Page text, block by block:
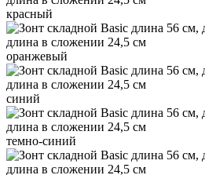
красный
оранжевый
синий
темно-синий